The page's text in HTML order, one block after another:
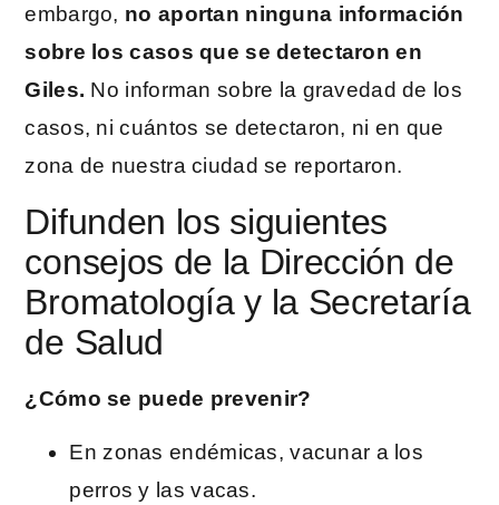
embargo, no aportan ninguna información
sobre los casos que se detectaron en
Giles. No informan sobre la gravedad de los
casos, ni cuántos se detectaron, ni en que
zona de nuestra ciudad se reportaron.
Difunden los siguientes
consejos de la Dirección de
Bromatología y la Secretaría
de Salud
¿Cómo se puede prevenir?
En zonas endémicas, vacunar a los
perros y las vacas.